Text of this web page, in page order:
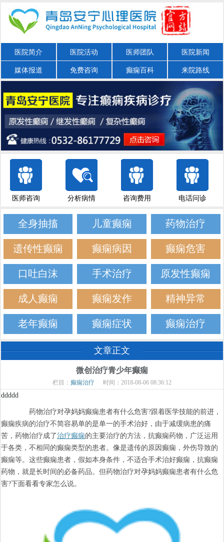
医院简介 医院活动 医师团队 医院新闻
媒体报道 免费咨询 癫痫百科 来院路线
医师咨询 分析病情 咨询费用 电话问诊
全身抽搐 儿童癫痫 药物治疗
遗传性癫痫 癫痫病因 癫痫危害
口吐白沫 手术治疗 原发性癫痫
成人癫痫 癫痫发作 精神异常
老年癫痫 癫痫症状 癫痫治疗
文章正文
微创治疗青少年癫痫
栏目： 癫痫治疗 时间：2018-08-06 08:36:12
ddddd
药物治疗对孕妈妈癫痫患者有什么危害?跟着医学技能的前进，
癫痫疾病的治疗不简容易单的是单一的手术治好，由于减缓病患的痛
苦，药物治疗成了治疗癫痫的主要治疗的方法，抗癫痫药物，广泛运用
于各类，不相同的癫痫类型的患者。像是遗传的原因癫痫，外伤导致的
癫痫等。这些癫痫患者，假如本身条件，不适合手术治好癫痫，抗癫痫
药物，就是长时间的必备药品。但药物治疗对孕妈妈癫痫患者有什么危
害?下面看看专家怎么说。